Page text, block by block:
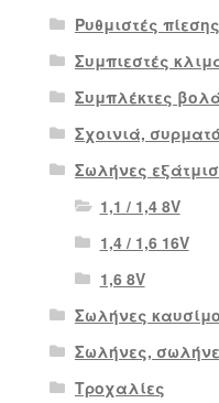
Ρυθμιστές
Συμπιεστές
Συμπλέκτες
Σχοινιά,
Σωλήνες
1,1 / 1,4 8V
1,4 / 1,6 16V
1,6 8V
Σωλήνες
Σωλήνες,
Τροχαλίες